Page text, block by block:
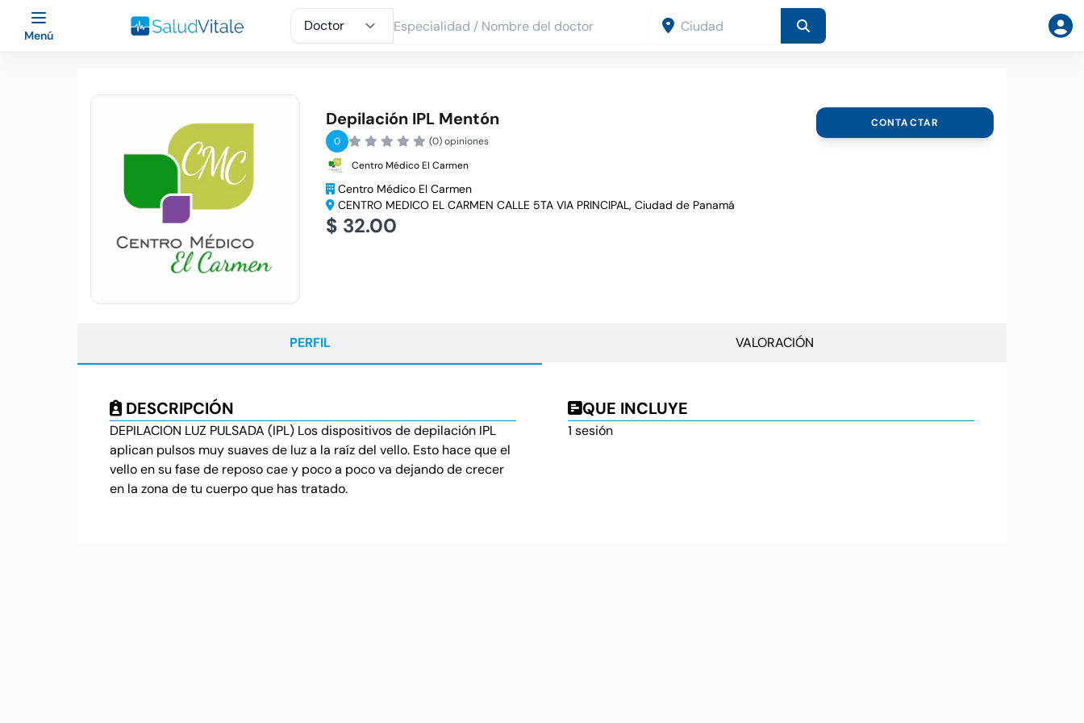
Menú
Depilación IPL Mentón
0
(0) opiniones
Centro Médico El Carmen
Centro Médico El Carmen
CENTRO MEDICO EL CARMEN CALLE 5TA VIA PRINCIPAL, Ciudad de Panamá
$ 32.00
CONTACTAR
PERFIL VALORACIÓN
DESCRIPCIÓN
DEPILACION LUZ PULSADA (IPL) Los dispositivos de depilación IPL
aplican pulsos muy suaves de luz a la raíz del vello. Esto hace que el
vello en su fase de reposo cae y poco a poco va dejando de crecer
en la zona de tu cuerpo que has tratado.
QUE INCLUYE
1 sesión